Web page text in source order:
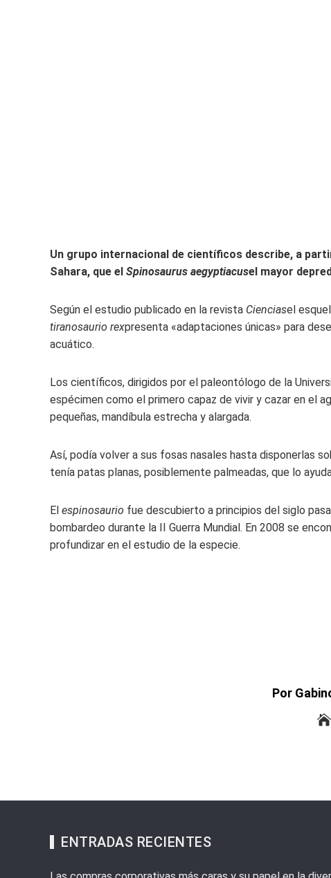
Un grupo internacional de científicos describe, a
Sahara, que el Spinosaurus aegyptiacusel mayor
Según el estudio publicado en la revista Cienciasel
tiranosaurio rexpresenta «adaptaciones únicas» para
acuático.
Los científicos, dirigidos por el paleontólogo de la
espécimen como el primero capaz de vivir y cazar en el
pequeñas, mandíbula estrecha y alargada.
Así, podía volver a sus fosas nasales hasta disponerlas
tenía patas planas, posiblemente palmeadas, que lo
El espinosaurio fue descubierto a principios del siglo
bombardeo durante la II Guerra Mundial. En 2008 se
profundizar en el estudio de la especie.
Por
ENTRADAS RECIENTES